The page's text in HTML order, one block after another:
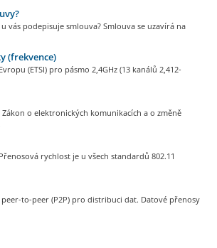
vás podepisuje smlouva? Smlouva se uzavírá na
(frekvence)
(ETSI) pro pásmo 2,4GHz (13 kanálů 2,412-
o elektronických komunikacích a o změně
rychlost je u všech standardů 802.11
to-peer (P2P) pro distribuci dat. Datové přenosy